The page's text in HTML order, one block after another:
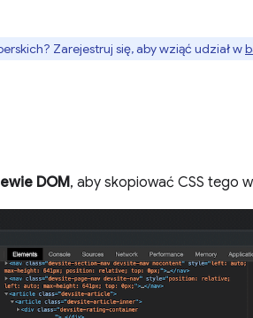
Zarejestruj się, aby wziąć udział w
DOM, aby skopiować CSS tego